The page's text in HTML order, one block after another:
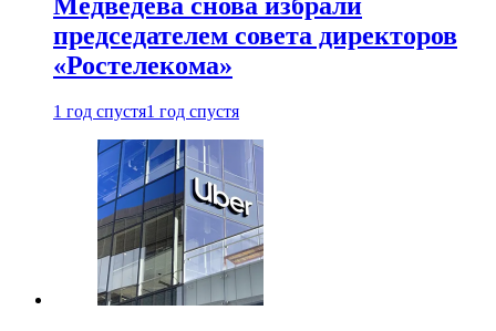
председателем совета директоров
«Ростелекома»
1 год спустя1 год спустя